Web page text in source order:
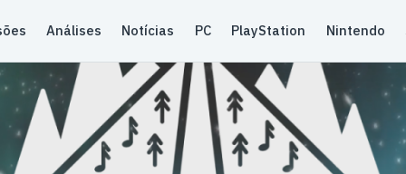
Análises Notícias PC PlayStation Nintendo